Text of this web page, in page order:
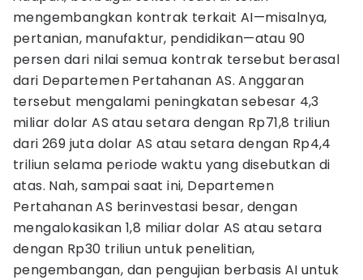
mengembangkan kontrak terkait AI—misalnya,
pertanian, manufaktur, pendidikan—atau 90
persen dari nilai semua kontrak tersebut berasal
dari Departemen Pertahanan AS. Anggaran
tersebut mengalami peningkatan sebesar 4,3
miliar dolar AS atau setara dengan Rp71,8 triliun
dari 269 juta dolar AS atau setara dengan Rp4,4
triliun selama periode waktu yang disebutkan di
atas. Nah, sampai saat ini, Departemen
Pertahanan AS berinvestasi besar, dengan
mengalokasikan 1,8 miliar dolar AS atau setara
dengan Rp30 triliun untuk penelitian,
pengembangan, dan pengujian berbasis AI untuk